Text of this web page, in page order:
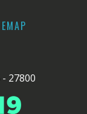
27800